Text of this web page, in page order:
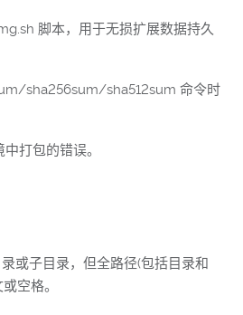
脚本，用于无损扩展数据持久
sha256sum/sha512sum 命令时
打包的错误。
或子目录，但全路径(包括目录和
空格。